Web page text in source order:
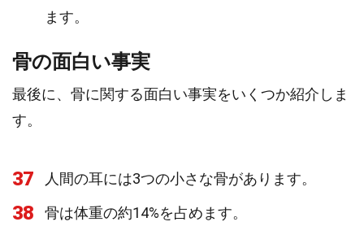
ます。
骨の面白い事実
最後に、骨に関する面白い事実をいくつか紹介しま
す。
37 人間の耳には3つの小さな骨があります。
38 骨は体重の約14%を占めます。